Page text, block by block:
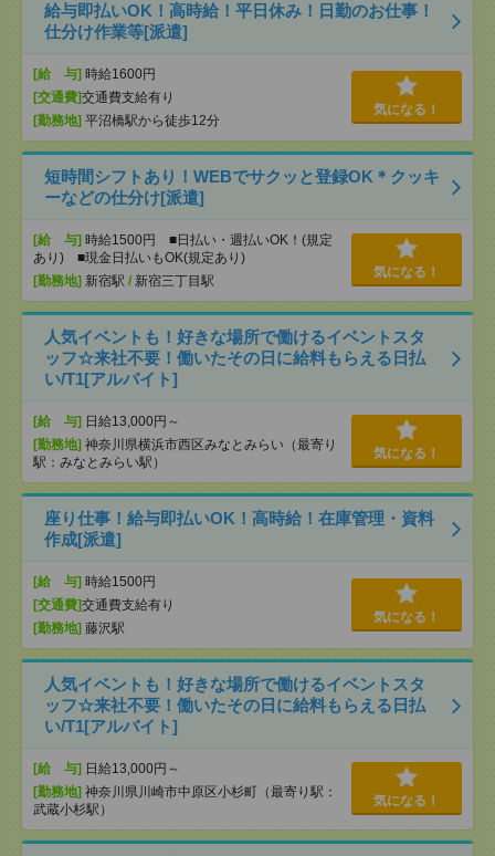
給与即払いOK！高時給！平日休み！日勤のお仕事！
仕分け作業等[派遣]
[給 与] 時給1600円
[交通費]交通費支給有り
[勤務地] 平沼橋駅から徒歩12分
気になる！
短時間シフトあり！WEBでサクッと登録OK＊クッキ
ーなどの仕分け[派遣]
[給 与] 時給1500円 ■日払い・週払いOK！(規定
あり) ■現金日払いもOK(規定あり)
[勤務地] 新宿駅 / 新宿三丁目駅
気になる！
人気イベントも！好きな場所で働けるイベントスタ
ッフ☆来社不要！働いたその日に給料もらえる日払
い/T1[アルバイト]
[給 与] 日給13,000円～
[勤務地] 神奈川県横浜市西区みなとみらい（最寄り
駅：みなとみらい駅）
気になる！
座り仕事！給与即払いOK！高時給！在庫管理・資料
作成[派遣]
[給 与] 時給1500円
[交通費]交通費支給有り
[勤務地] 藤沢駅
気になる！
人気イベントも！好きな場所で働けるイベントスタ
ッフ☆来社不要！働いたその日に給料もらえる日払
い/T1[アルバイト]
[給 与] 日給13,000円～
[勤務地] 神奈川県川崎市中原区小杉町（最寄り駅：
武蔵小杉駅）
気になる！